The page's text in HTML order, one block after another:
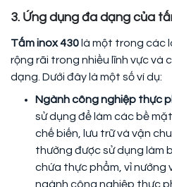
3. Ứng dụng đa dạng của
Tấm inox 430 là một trong các
rộng rãi trong nhiều lĩnh vực và
dạng. Dưới đây là một số ví dụ:
Ngành công nghiệp thực
sử dụng để làm các bề
chế biến, lưu trữ và vận
thường được sử dụng làm
chứa thực phẩm, vỉ
ngành công nghiệp thực